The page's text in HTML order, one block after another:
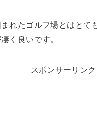
れたゴルフ場とはとて
く良いです。
スポンサーリンク